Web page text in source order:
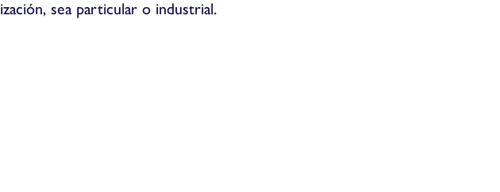
sea particular o industrial.